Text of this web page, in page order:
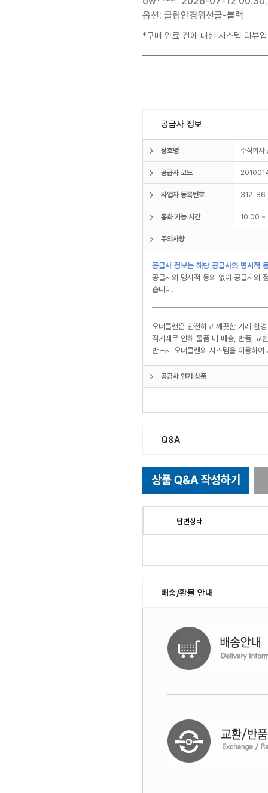
옵션: 클립안경위선글-블랙
*구매 완료 건에 대한 시스템 리뷰
공급사 정보
상호명 주식회
공급사 코드
사업자 등록번호 312-
통화 가능 시간 10:00
주의사항
공급사 정보는 해당 공급사의 명시적
공급사의 명시적 동의 없이 공급사의
습니다.
오너클랜은 안전하고 깨끗한 거래 환
직거래로 인해 물품 미 배송, 반품, 교
반드시 오너클랜의 시스템을 이용하
공급사 인기 상품
Q&A
답변상태
배송/환불 안내